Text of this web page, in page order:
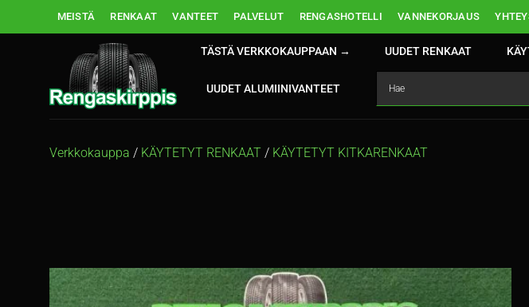
MEISTÄ RENKAAT VANTEET PALVELUT RENGASHOTELLI VANNEKORJAUS
TÄSTÄ VERKKOKAUPPAAN → UUDET RENKAAT
UUDET ALUMIINIVANTEET
Verkkokauppa / KÄYTETYT RENKAAT / KÄYTETYT KITKARENKAAT